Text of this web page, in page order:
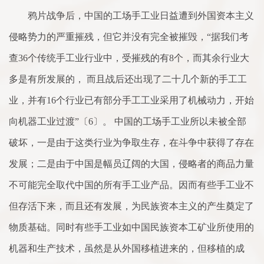
鸦片战争后，中国的工场手工业日益遭到外国资本主义
侵略势力的严重摧残，但它并没有完全被摧毁，“据我们考
查36个传统手工业行业中，受摧残的有8个，而其余行业大
多是有所发展的， 而且战后还出现了二十几个新的手工工
业，并有16个行业已有部分手工工业采用了机械动力，开始
向机器工业过渡”〔6〕。 中国的工场手工业所以未被全部
破坏，一是由于这类行业为争取生存，在斗争中获得了存在
发展；二是由于中国是幅员辽阔的大国，侵略者的商品力量
不可能完全取代中国的所有手工业产品。因而有些手工业不
但存活下来，而且还有发展，为民族资本主义的产生奠定了
物质基础。同时有些手工业如中国民族资本工矿业所使用的
机器和生产技术，虽然是从外国移植进来的，但移植的成